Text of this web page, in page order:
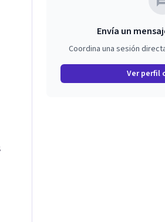
Envía un
Coordina una sesión
Ver perfil